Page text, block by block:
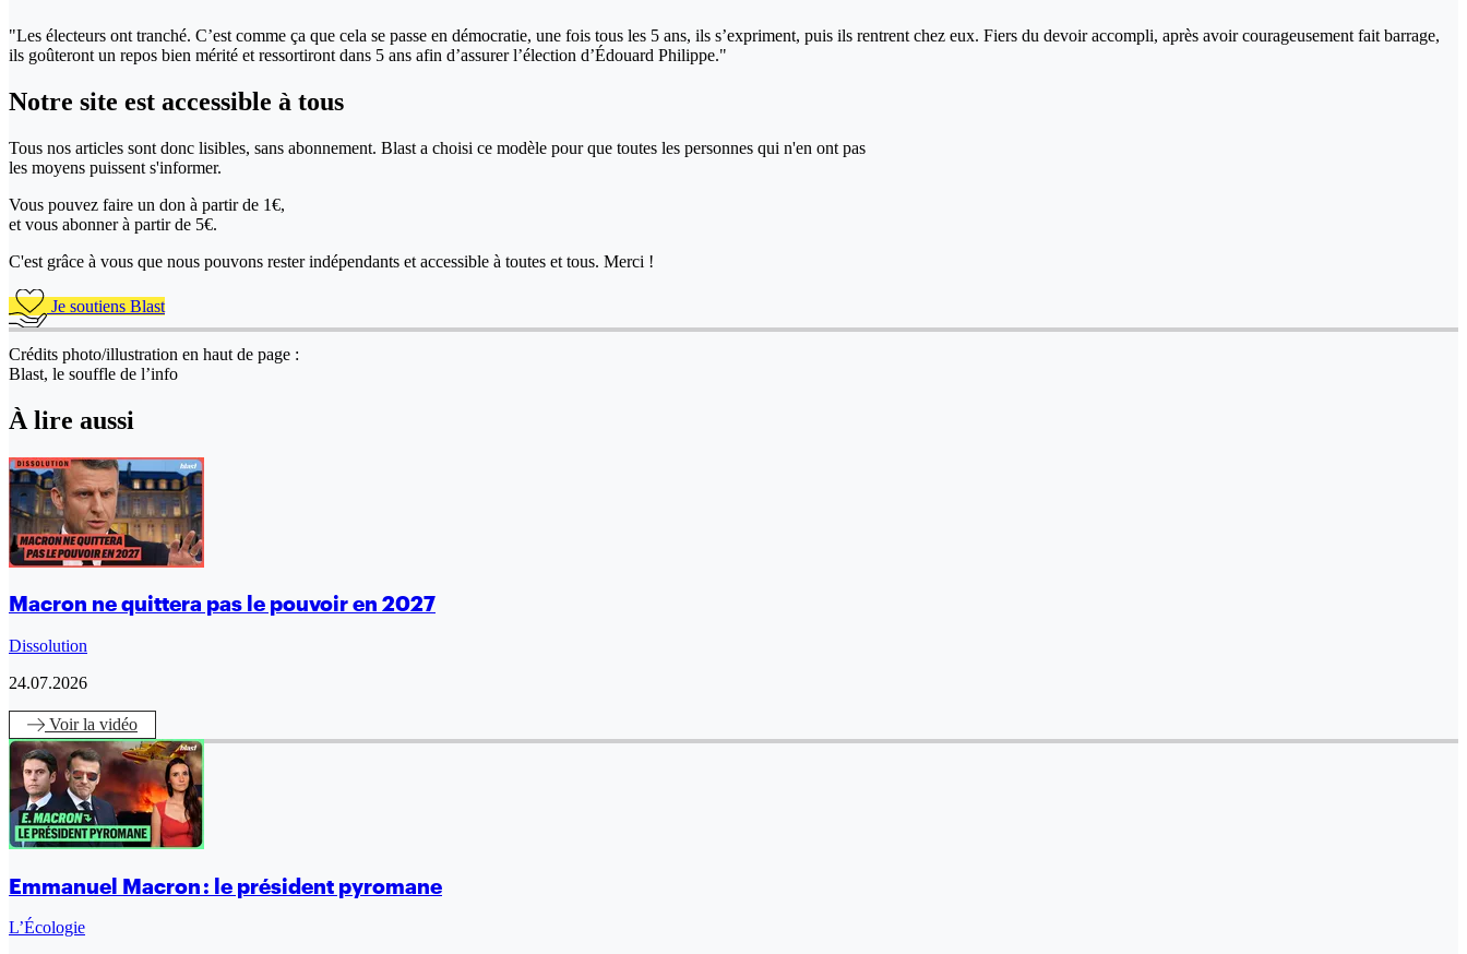
"Les électeurs ont tranché. C’est comme ça que cela se passe en démocratie, une fois tous les 5 ans, ils s’expriment, puis ils rentrent chez eux. Fiers du devoir accompli, après avoir courageusement fait barrage,
ils goûteront un repos bien mérité et ressortiront dans 5 ans afin d’assurer l’élection d’Édouard Philippe."
Notre site est accessible à tous
Tous nos articles sont donc lisibles, sans abonnement. Blast a choisi ce modèle pour que toutes les personnes qui n'en ont pas
les moyens puissent s'informer.
Vous pouvez faire un don à partir de 1€,
et vous abonner à partir de 5€.
C'est grâce à vous que nous pouvons rester indépendants et accessible à toutes et tous. Merci !
Je soutiens Blast
Crédits photo/illustration en haut de page :
Blast, le souffle de l’info
À lire aussi
Macron ne quittera pas le pouvoir en 2027
Dissolution
24.07.2026
Voirla vidéo
Emmanuel Macron : le président pyromane
L’Écologie